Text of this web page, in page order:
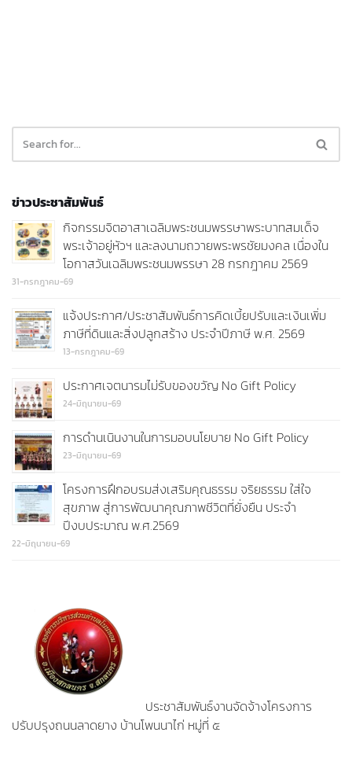
ข่าวประชาสัมพันธ์
กิจกรรมจิตอาสาเฉลิมพระชนมพรรษาพระบาทสมเด็จ
พระเจ้าอยู่หัวฯ และลงนามถวายพระพรชัยมงคล เนื่องใน
โอกาสวันเฉลิมพระชนมพรรษา 28 กรกฎาคม 2569
31-กรกฎาคม-69
แจ้งประกาศ/ประชาสัมพันธ์การคิดเบี้ยปรับและเงินเพิ่ม
ภาษีที่ดินและสิ่งปลูกสร้าง ประจำปีภาษี พ.ศ. 2569
13-กรกฎาคม-69
ประกาศเจตนารมไม่รับของขวัญ No Gift Policy
24-มิถุนายน-69
การดำนเนินงานในการมอบนโยบาย No Gift Policy
23-มิถุนายน-69
โครงการฝึกอบรมส่งเสริมคุณธรรม จริยธรรม ใส่ใจ
สุขภาพ สู่การพัฒนาคุณภาพชีวิตที่ยั่งยืน ประจำ
ปีงบประมาณ พ.ศ.2569
22-มิถุนายน-69
ประชาสัมพันธ์งานจัดจ้างโครงการ
ปรับปรุงถนนลาดยาง บ้านโพนนาไก่ หมู่ที่ ๕